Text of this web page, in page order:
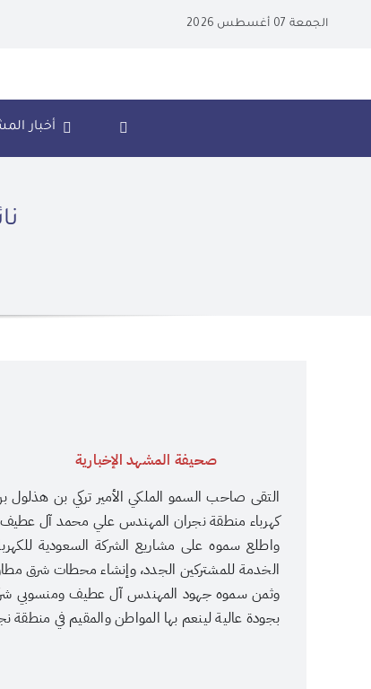
الجمعة 07 أغسطس 2026
أخبار
صحيفة المشهد الإخبارية
التقى صاحب السمو الملكي الأمير تركي بن هذلول
كهرباء منطقة نجران المهندس علي محمد آل
الخدمة للمشتركين الجدد، وإنشاء محطات شرق
وثمن سموه جهود المهندس آل عطيف ومنسوبي شركة
بجودة عالية لينعم بها المواطن والمقيم في منطقة